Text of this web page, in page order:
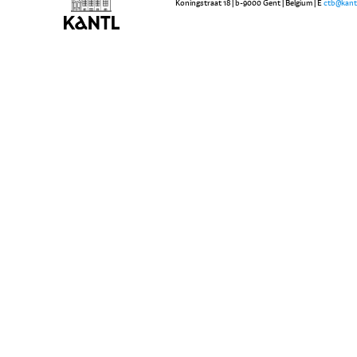
Koningstraat 18 | b-9000 Gent | Belgium | E